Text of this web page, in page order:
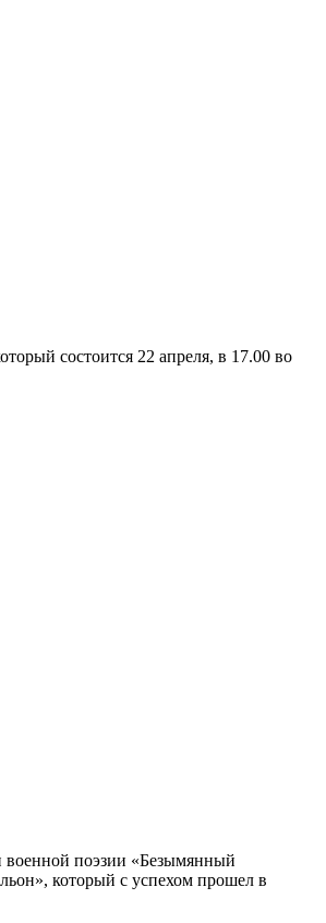
состоится 22 апреля, в 17.00 во
военной поэзии «Безымянный
который с успехом прошел в